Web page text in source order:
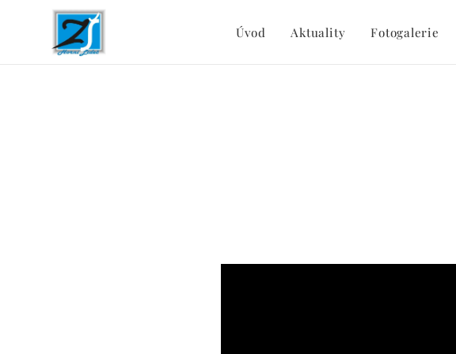
Úvod Aktuality Fotogalerie